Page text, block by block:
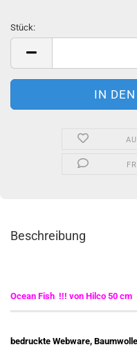
Stück:
Stück
Beschreibung
Ocean Fish !!! von Hilco 50 cm
bedruckte Webware,